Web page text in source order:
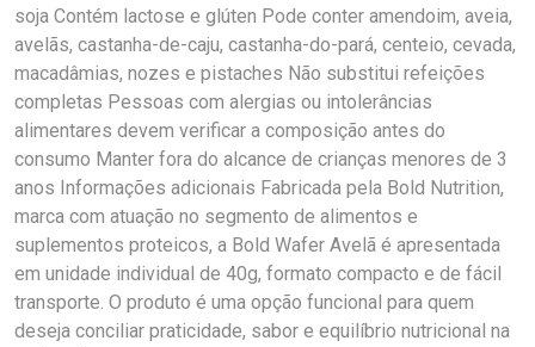
soja Contém lactose e glúten Pode conter amendoim, aveia,
avelãs, castanha-de-caju, castanha-do-pará, centeio, cevada,
macadâmias, nozes e pistaches Não substitui refeições
completas Pessoas com alergias ou intolerâncias
alimentares devem verificar a composição antes do
consumo Manter fora do alcance de crianças menores de 3
anos Informações adicionais Fabricada pela Bold Nutrition,
marca com atuação no segmento de alimentos e
suplementos proteicos, a Bold Wafer Avelã é apresentada
em unidade individual de 40g, formato compacto e de fácil
transporte. O produto é uma opção funcional para quem
deseja conciliar praticidade, sabor e equilíbrio nutricional na